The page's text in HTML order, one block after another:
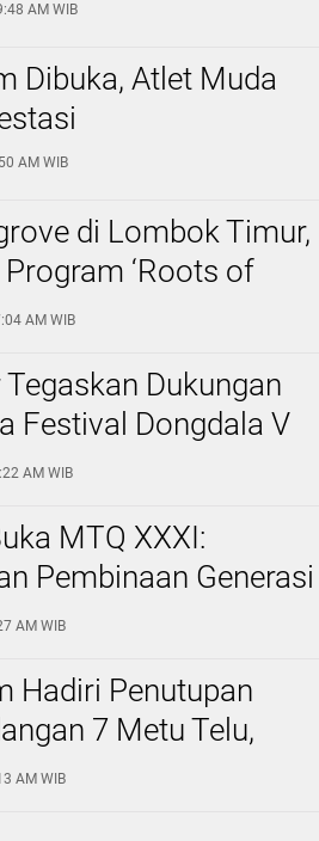
AM WIB
Dibuka, Atlet Muda
AM WIB
di Lombok Timur,
‘Roots of
AM WIB
Dukungan
Festival Dongdala V
AM WIB
MTQ XXXI:
Pembinaan Generasi
AM WIB
Hadiri Penutupan
7 Metu Telu,
Warga
AM WIB